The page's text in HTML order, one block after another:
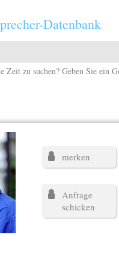
Datenbank
Zeit zu suchen? Geben Sie ein
merken
Anfrage
schicken